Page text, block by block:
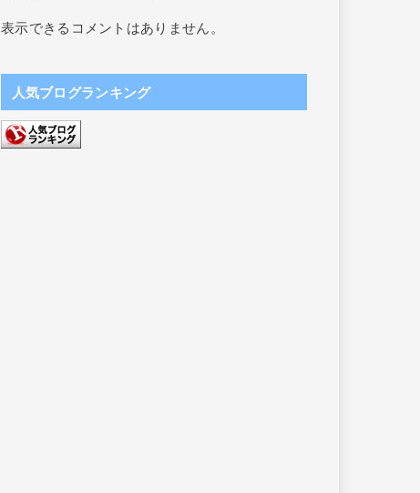
表示できるコメントはありません。
人気ブログランキング